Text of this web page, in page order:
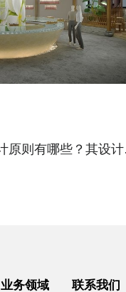
工业
业务领域 联系我们